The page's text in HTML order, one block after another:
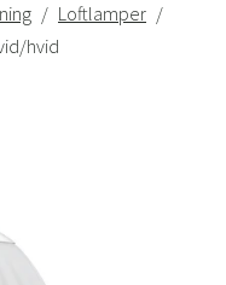
Loftlamper
hvid